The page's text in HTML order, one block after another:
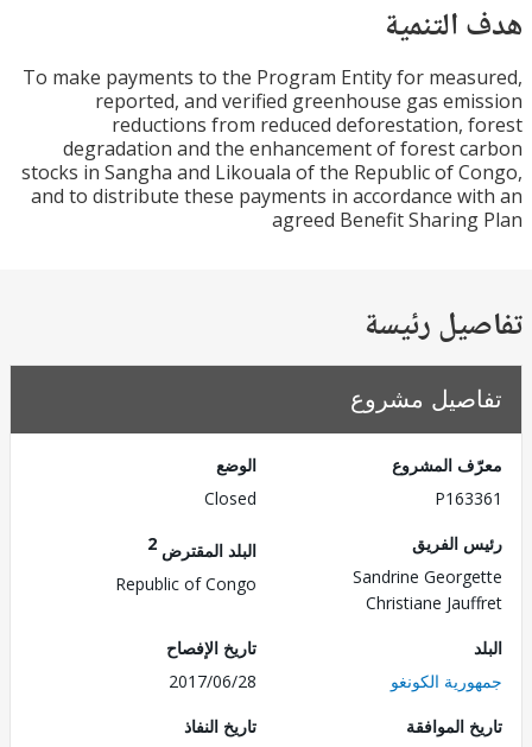
To make payments to the Program Entity for
reported, and verified greenhouse gas
reductions from reduced deforestation,
degradation and the enhancement of forest
stocks in Sangha and Likouala of the Republic of
and to distribute these payments in accordance
agreed Benefit
رئيسة
مشروع
المشروع
الفريق
Sandrine
Christiane
البلد المقترض
Republic of Congo
الكونغو
تاريخ الإفصاح
2017/06/28
الموافقة
تاريخ النفاذ